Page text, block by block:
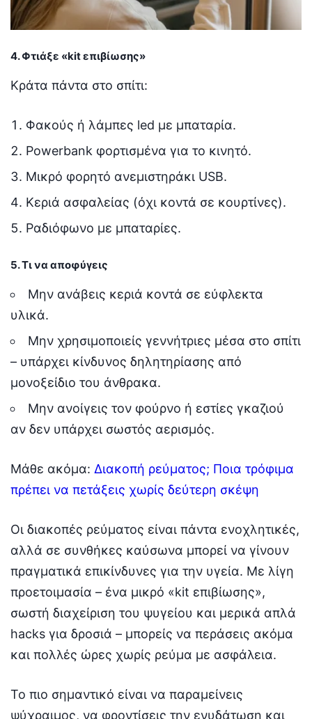
4. Φτιάξε «kit επιβίωσης»
Κράτα πάντα στο σπίτι:
Φακούς ή λάμπες led με μπαταρία.
Powerbank φορτισμένα για το κινητό.
Μικρό φορητό ανεμιστηράκι USB.
Κεριά ασφαλείας (όχι κοντά σε κουρτίνες).
Ραδιόφωνο με μπαταρίες.
5. Τι να αποφύγεις
Μην ανάβεις κεριά κοντά σε εύφλεκτα
υλικά.
Μην χρησιμοποιείς γεννήτριες μέσα στο σπίτι
– υπάρχει κίνδυνος δηλητηρίασης από
μονοξείδιο του άνθρακα.
Μην ανοίγεις τον φούρνο ή εστίες γκαζιού
αν δεν υπάρχει σωστός αερισμός.
Μάθε ακόμα: Διακοπή ρεύματος; Ποια τρόφιμα
πρέπει να πετάξεις χωρίς δεύτερη σκέψη
Οι διακοπές ρεύματος είναι πάντα ενοχλητικές,
αλλά σε συνθήκες καύσωνα μπορεί να γίνουν
πραγματικά επικίνδυνες για την υγεία. Με λίγη
προετοιμασία – ένα μικρό «kit επιβίωσης»,
σωστή διαχείριση του ψυγείου και μερικά απλά
hacks για δροσιά – μπορείς να περάσεις ακόμα
και πολλές ώρες χωρίς ρεύμα με ασφάλεια.
Το πιο σημαντικό είναι να παραμείνεις
ψύχραιμος, να φροντίσεις την ενυδάτωση και